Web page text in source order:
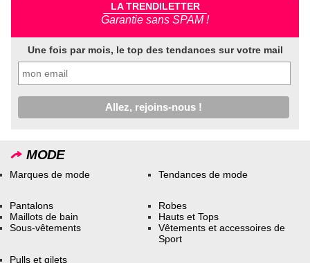
LA TRENDILETTER
Garantie sans SPAM !
Une fois par mois, le top des tendances sur votre mail
MODE
Marques de mode Tendances de mode
Pantalons
Maillots de bain
Sous-vêtements
Robes
Hauts et Tops
Vêtements et accessoires de
Sport
Pulls et gilets